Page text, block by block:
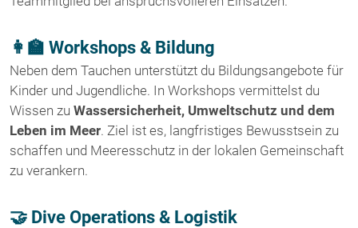
👩‍🏫 Workshops & Bildung
Neben dem Tauchen unterstützt du Bildungsangebote für
Kinder und Jugendliche. In Workshops vermittelst du
Wissen zu Wassersicherheit, Umweltschutz und dem
Leben im Meer. Ziel ist es, langfristiges Bewusstsein zu
schaffen und Meeresschutz in der lokalen Gemeinschaft
zu verankern.
🤝 Dive Operations & Logistik